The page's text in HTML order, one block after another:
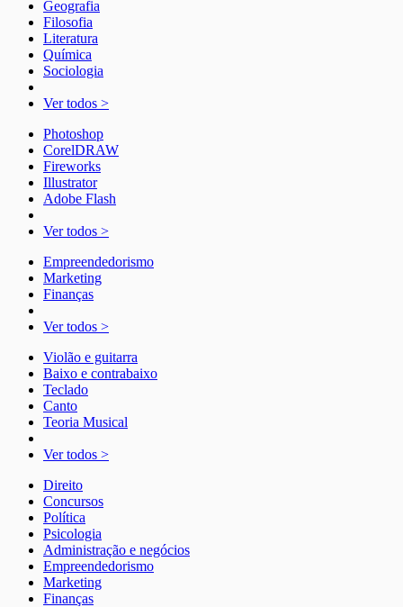
Geografia
Filosofia
Literatura
Química
Sociologia
Ver todos >
Photoshop
CorelDRAW
Fireworks
Illustrator
Adobe Flash
Ver todos >
Empreendedorismo
Marketing
Finanças
Ver todos >
Violão e guitarra
Baixo e contrabaixo
Teclado
Canto
Teoria Musical
Ver todos >
Direito
Concursos
Política
Psicologia
Administração e negócios
Empreendedorismo
Marketing
Finanças